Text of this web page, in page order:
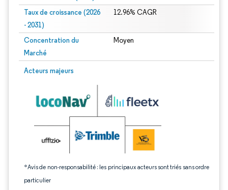
Taux de croissance (2026
- 2031)
12.96% CAGR
Concentration du
Marché
Moyen
Acteurs majeurs
*Avis de non-responsabilité : les principaux acteurs sont triés sans ordre
particulier
Image © Mordor Intelligence. La réutilisation nécessite une attribution sous CC